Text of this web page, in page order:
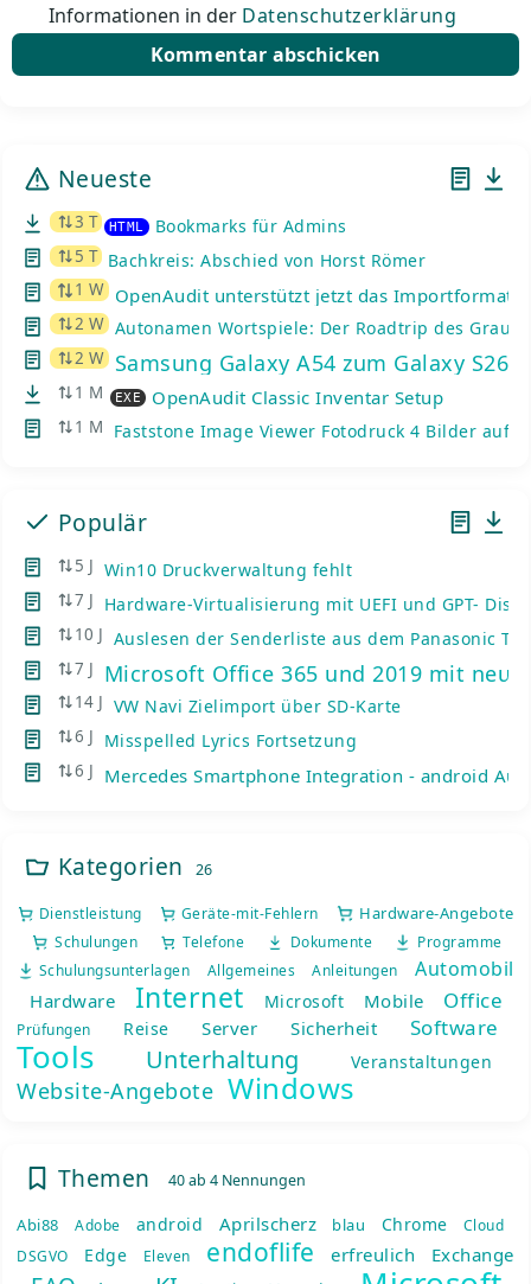
Informationen in der Datenschutzerklärung
Neueste
3 T HTML Bookmarks für Admins
5 T Bachkreis: Abschied von Horst Römer
1 W OpenAudit unterstützt jetzt das Importformat
2 W Autonamen Wortspiele: Der Roadtrip des
2 W Samsung Galaxy A54 zum Galaxy
1 M EXE OpenAudit Classic Inventar Setup
1 M Faststone Image Viewer Fotodruck 4 Bilder auf
Populär
5 J Win10 Druckverwaltung fehlt
7 J Hardware-Virtualisierung mit UEFI und GPT- Disks
10 J Auslesen der Senderliste aus dem Panasonic TV
7 J Microsoft Office 365 und 2019 mit
14 J VW Navi Zielimport über SD-Karte
6 J Misspelled Lyrics Fortsetzung
6 J Mercedes Smartphone Integration - android
Kategorien 26
Dienstleistung Geräte-mit-Fehlern Hardware-Angebote
Schulungen Telefone Dokumente
Programme
Schulungsunterlagen
Allgemeines Anleitungen Automobil
Hardware Internet Microsoft Mobile Office
Prüfungen Reise Server Sicherheit Software
Tools Unterhaltung Veranstaltungen
Website-Angebote Windows
Themen 40 ab 4 Nennungen
Abi88 Adobe android Aprilscherz blau Chrome
Cloud
DSGVO
Edge Eleven endoflife erfreulich Exchange